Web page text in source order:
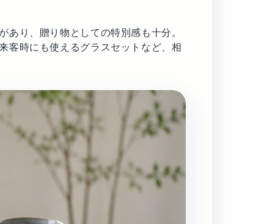
あり、贈り物としての特別感も十分。
客時にも使えるグラスセットなど、相